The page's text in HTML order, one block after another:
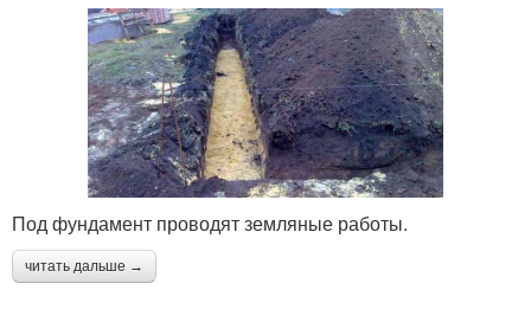
Под фундамент проводят земляные работы.
читать дальше →